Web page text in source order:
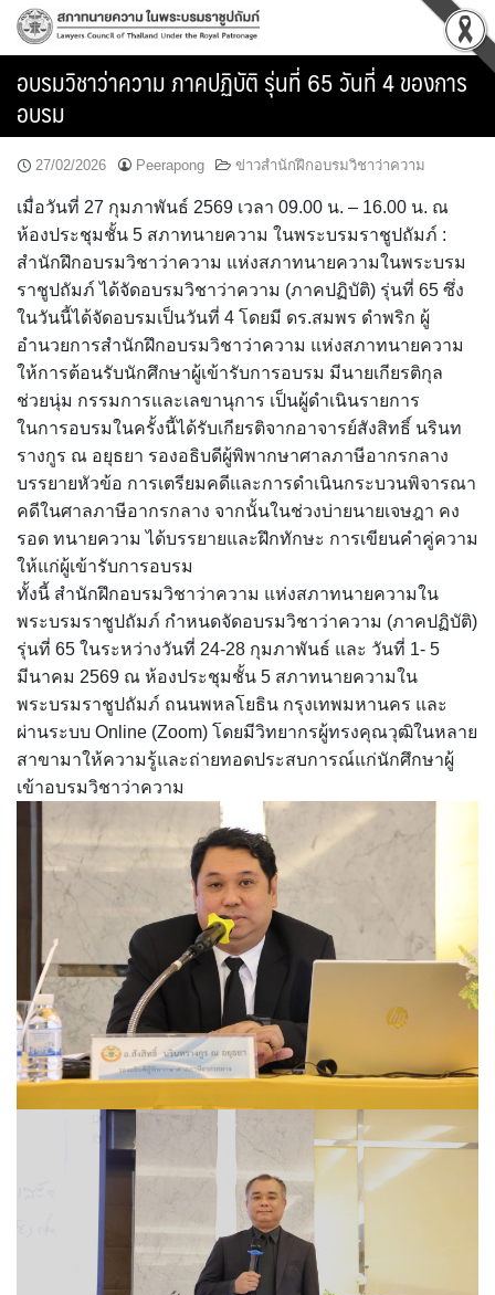
Skip
อบรมวิชาว่าความ ภาคปฏิบัติ รุ่นที่ 65 วันที่ 4 ของการ
อบรม
27/02/2026 Peerapong ข่าวสำนักฝึกอบรมวิชาว่าความ
เมื่อวันที่ 27 กุมภาพันธ์ 2569 เวลา 09.00 น. – 16.00 น. ณ
ห้องประชุมชั้น 5 สภาทนายความ ในพระบรมราชูปถัมภ์ :
สำนักฝึกอบรมวิชาว่าความ แห่งสภาทนายความในพระบรม
ราชูปถัมภ์ ได้จัดอบรมวิชาว่าความ (ภาคปฏิบัติ) รุ่นที่ 65 ซึ่ง
ในวันนี้ได้จัดอบรมเป็นวันที่ 4 โดยมี ดร.สมพร ดำพริก ผู้
อำนวยการสำนักฝึกอบรมวิชาว่าความ แห่งสภาทนายความ
ให้การต้อนรับนักศึกษาผู้เข้ารับการอบรม มีนายเกียรติกุล
ช่วยนุ่ม กรรมการและเลขานุการ เป็นผู้ดำเนินรายการ
ในการอบรมในครั้งนี้ได้รับเกียรติจากอาจารย์สังสิทธิ์ นรินท
รางกูร ณ อยุธยา รองอธิบดีผู้พิพากษาศาลภาษีอากรกลาง
บรรยายหัวข้อ การเตรียมคดีและการดำเนินกระบวนพิจารณา
คดีในศาลภาษีอากรกลาง จากนั้นในช่วงบ่ายนายเจษฎา คง
รอด ทนายความ ได้บรรยายและฝึกทักษะ การเขียนคำคู่ความ
ให้แก่ผู้เข้ารับการอบรม
ทั้งนี้ สำนักฝึกอบรมวิชาว่าความ แห่งสภาทนายความใน
พระบรมราชูปถัมภ์ กำหนดจัดอบรมวิชาว่าความ (ภาคปฏิบัติ)
รุ่นที่ 65 ในระหว่างวันที่ 24-28 กุมภาพันธ์ และ วันที่ 1- 5
มีนาคม 2569 ณ ห้องประชุมชั้น 5 สภาทนายความใน
พระบรมราชูปถัมภ์ ถนนพหลโยธิน กรุงเทพมหานคร และ
ผ่านระบบ Online (Zoom) โดยมีวิทยากรผู้ทรงคุณวุฒิในหลาย
สาขามาให้ความรู้และถ่ายทอดประสบการณ์แก่นักศึกษาผู้
เข้าอบรมวิชาว่าความ